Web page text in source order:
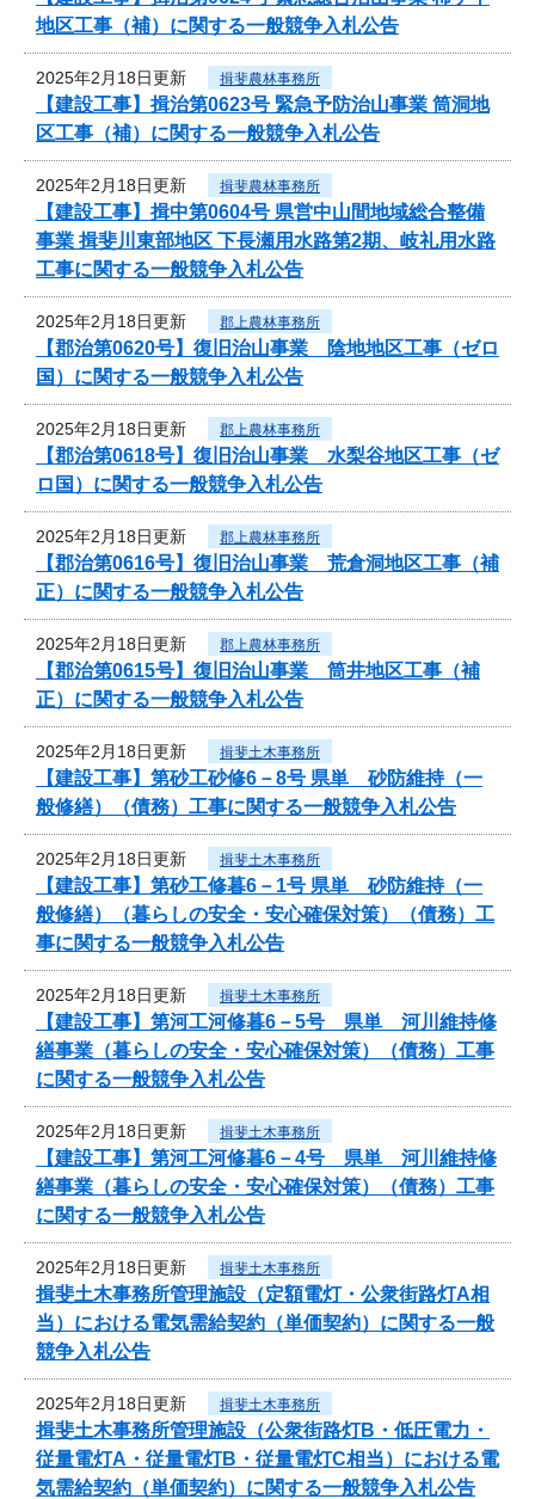
地区工事（補）に関する一般競争入札公告
2025年2月18日更新 揖斐農林事務所
【建設工事】揖治第0623号 緊急予防治山事業 筒洞地
区工事（補）に関する一般競争入札公告
2025年2月18日更新 揖斐農林事務所
【建設工事】揖中第0604号 県営中山間地域総合整備
事業 揖斐川東部地区 下長瀬用水路第2期、岐礼用水路
工事に関する一般競争入札公告
2025年2月18日更新 郡上農林事務所
【郡治第0620号】復旧治山事業 陰地地区工事（ゼロ
国）に関する一般競争入札公告
2025年2月18日更新 郡上農林事務所
【郡治第0618号】復旧治山事業 水梨谷地区工事（ゼ
ロ国）に関する一般競争入札公告
2025年2月18日更新 郡上農林事務所
【郡治第0616号】復旧治山事業 荒倉洞地区工事（補
正）に関する一般競争入札公告
2025年2月18日更新 郡上農林事務所
【郡治第0615号】復旧治山事業 筒井地区工事（補
正）に関する一般競争入札公告
2025年2月18日更新 揖斐土木事務所
【建設工事】第砂工砂修6－8号 県単 砂防維持（一
般修繕）（債務）工事に関する一般競争入札公告
2025年2月18日更新 揖斐土木事務所
【建設工事】第砂工修暮6－1号 県単 砂防維持（一
般修繕）（暮らしの安全・安心確保対策）（債務）工
事に関する一般競争入札公告
2025年2月18日更新 揖斐土木事務所
【建設工事】第河工河修暮6－5号 県単 河川維持修
繕事業（暮らしの安全・安心確保対策）（債務）工事
に関する一般競争入札公告
2025年2月18日更新 揖斐土木事務所
【建設工事】第河工河修暮6－4号 県単 河川維持修
繕事業（暮らしの安全・安心確保対策）（債務）工事
に関する一般競争入札公告
2025年2月18日更新 揖斐土木事務所
揖斐土木事務所管理施設（定額電灯・公衆街路灯A相
当）における電気需給契約（単価契約）に関する一般
競争入札公告
2025年2月18日更新 揖斐土木事務所
揖斐土木事務所管理施設（公衆街路灯B・低圧電力・
従量電灯A・従量電灯B・従量電灯C相当）における電
気需給契約（単価契約）に関する一般競争入札公告